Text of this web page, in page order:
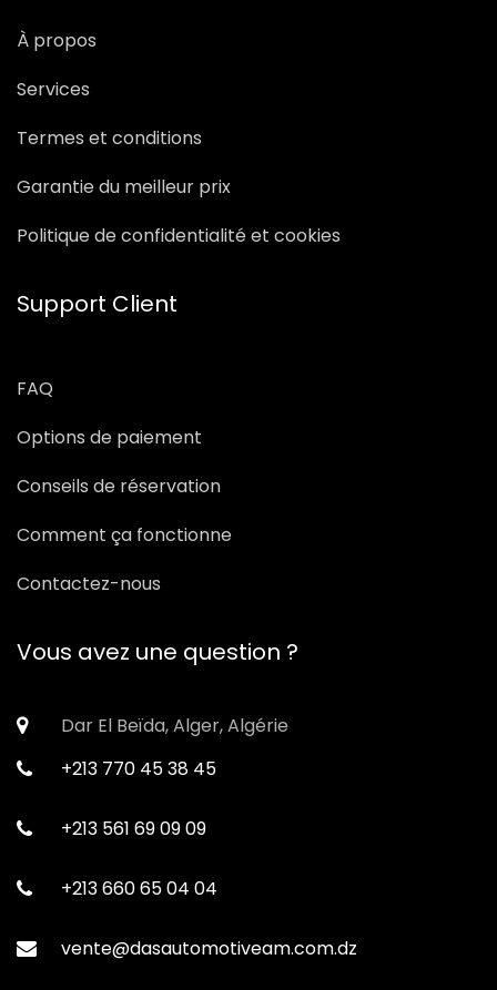
À propos
Services
Termes et conditions
Garantie du meilleur prix
Politique de confidentialité et cookies
Support Client
FAQ
Options de paiement
Conseils de réservation
Comment ça fonctionne
Contactez-nous
Vous avez une question ?
Dar El Beïda, Alger, Algérie
+213 770 45 38 45
+213 561 69 09 09
+213 660 65 04 04
vente@dasautomotiveam.com.dz